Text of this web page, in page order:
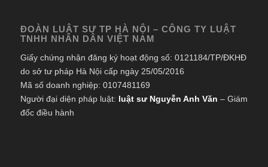
ĐOÀN LUẬT SƯ TP HÀ NỘI – CÔNG TY LUẬT
TNHH NHÂN DÂN VIỆT NAM
Giấy chứng nhận đăng ký hoạt động số: 0121184/TP/ĐKHĐ
do sở tư pháp Hà Nội cấp ngày 25/05/2016
Mã số doanh nghiệp: 0107481169
Người đại diện pháp luật: luật sư Nguyễn Anh Văn – Giám
đốc điều hành